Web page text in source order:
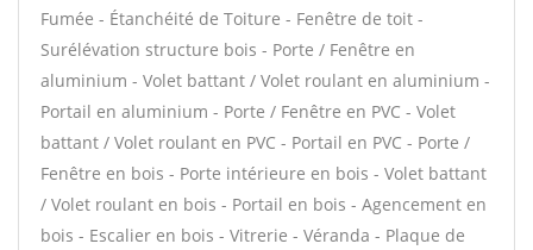
Fumée - Étanchéité de Toiture - Fenêtre de toit -
Surélévation structure bois - Porte / Fenêtre en
aluminium - Volet battant / Volet roulant en aluminium -
Portail en aluminium - Porte / Fenêtre en PVC - Volet
battant / Volet roulant en PVC - Portail en PVC - Porte /
Fenêtre en bois - Porte intérieure en bois - Volet battant
/ Volet roulant en bois - Portail en bois - Agencement en
bois - Escalier en bois - Vitrerie - Véranda - Plaque de